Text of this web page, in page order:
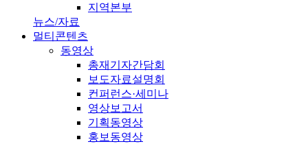
지역본부
뉴스/자료
멀티콘텐츠
동영상
총재기자간담회
보도자료설명회
컨퍼런스·세미나
영상보고서
기획동영상
홍보동영상